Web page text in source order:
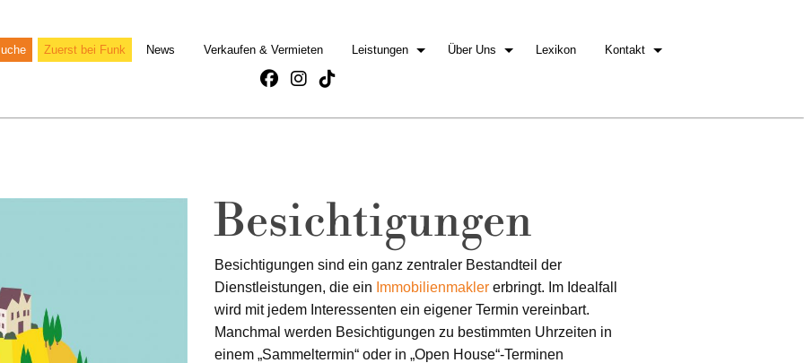
Zuerst bei Funk News Verkaufen & Vermieten Leistungen Über Uns Lexikon Kontakt
Besichtigungen
Besichtigungen sind ein ganz zentraler Bestandteil der
Dienstleistungen, die ein Immobilienmakler erbringt. Im Idealfall
wird mit jedem Interessenten ein eigener Termin vereinbart.
Manchmal werden Besichtigungen zu bestimmten Uhrzeiten in
einem „Sammeltermin“ oder in „Open House“-Terminen